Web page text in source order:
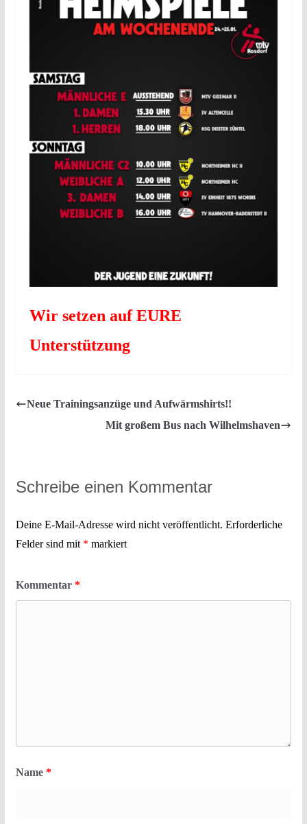
Wir setzen auf EURE
Unterstützung
Neue Trainingsanzüge und Aufwärmshirts!!
Mit großem Bus nach Wilhelmshaven
Schreibe einen Kommentar
Deine E-Mail-Adresse wird nicht veröffentlicht. Erforderliche
Felder sind mit * markiert
Kommentar *
Name *